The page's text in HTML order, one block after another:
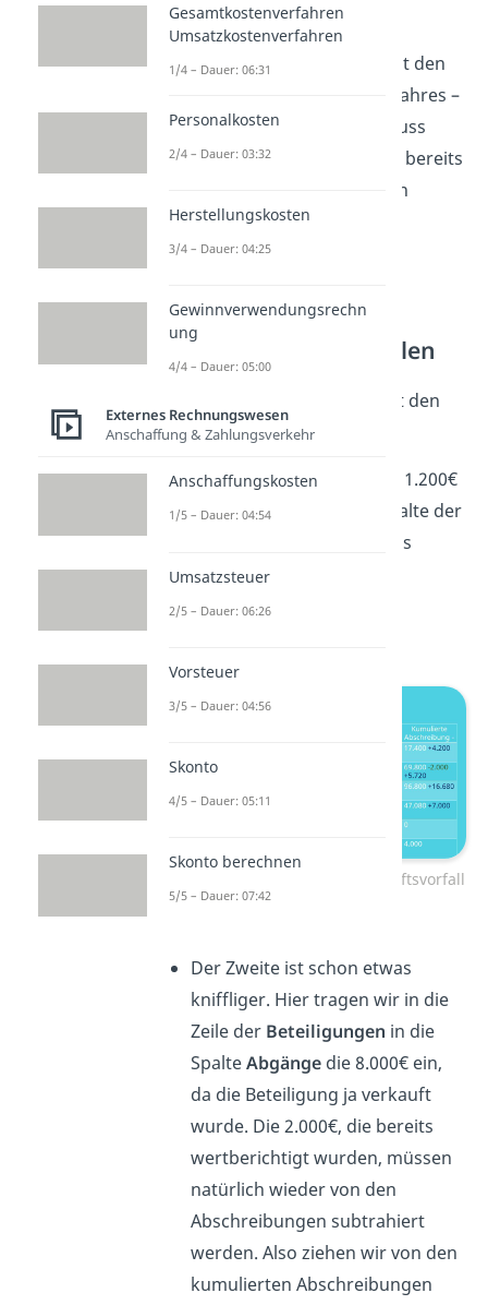
dich bereits eingetragen.
Beginne am besten immer mit den
des letzten Jahres –
sonst vergisst du sie am Schluss
noch. Danach können wir die bereits
angefallenen Abschreibungen
eintragen.
Geschäftsvorfälle
eintragen –
Anlagenspiegel erstellen
Nun beschäftigen wir uns mit den
Geschäftsvorfällen.
Im Ersten müssen wir die 1.200€
in die erste Zeile in die Spalte der
Zugänge eintragen, da das
Produkt ja als
Vermögensgegenstand
Beispiel Anlagenspiegel: Geschäftsvorfall
Der Zweite ist schon etwas
kniffliger. Hier tragen wir in die
Zeile der Beteiligungen in die
SpalteAbgänge die 8.000€ ein,
da die Beteiligung ja verkauft
wurde. Die 2.000€, die bereits
wertberichtigt wurden, müssen
natürlich wieder von den
Abschreibungen subtrahiert
werden. Also ziehen wir von den
kumulierten Abschreibungen
Gesamtkostenverfahren
Umsatzkostenverfahren
1/4 – Dauer: 06:31
Personalkosten
2/4 – Dauer: 03:32
Herstellungskosten
3/4 – Dauer: 04:25
Gewinnverwendungsrechn
ung
4/4 – Dauer: 05:00
Externes Rechnungswesen
Anschaffung & Zahlungsverkehr
Anschaffungskosten
1/5 – Dauer: 04:54
Umsatzsteuer
2/5 – Dauer: 06:26
Vorsteuer
3/5 – Dauer: 04:56
Skonto
4/5 – Dauer: 05:11
Skonto berechnen
5/5 – Dauer: 07:42